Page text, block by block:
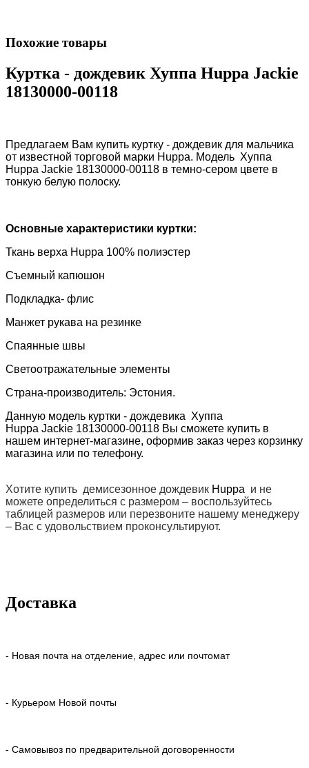
Похожие товары
Куртка - дождевик Хуппа Huppa Jackie
18130000-00118
Предлагаем Вам купить куртку - дождевик для мальчика
от известной торговой марки Huppa. Модель Хуппа
Huppa Jackie 18130000-00118 в темно-сером цвете в
тонкую белую полоску.
Основные характеристики куртки:
Ткань верха Huppa 100% полиэстер
Съемный капюшон
Подкладка- флис
Манжет рукава на резинке
Спаянные швы
Светоотражательные элементы
Страна-производитель: Эстония.
Данную модель куртки - дождевика Хуппа
Huppa Jackie 18130000-00118 Вы сможете купить в
нашем интернет-магазине, оформив заказ через корзинку
магазина или по телефону.
Хотите купить демисезонное дождевик Huppa и не
можете определиться с размером – воспользуйтесь
таблицей размеров или перезвоните нашему менеджеру
– Вас с удовольствием проконсультируют.
Доставка
- Новая почта на отделение, адрес или почтомат
- Курьером Новой почты
- Самовывоз по предварительной договоренности